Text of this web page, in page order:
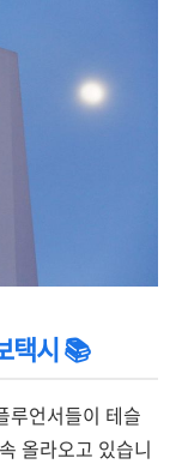
택시 📚
루언서들이 테슬
올라오고 있습니